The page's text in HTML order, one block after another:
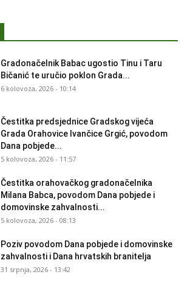
Gradonačelnik Babac ugostio Tinu i Taru
Bičanić te uručio poklon Grada...
6 kolovoza, 2026 - 10:14
Čestitka predsjednice Gradskog vijeća
Grada Orahovice Ivančice Grgić, povodom
Dana pobjede...
5 kolovoza, 2026 - 11:57
Čestitka orahovačkog gradonačelnika
Milana Babca, povodom Dana pobjede i
domovinske zahvalnosti...
5 kolovoza, 2026 - 08:13
Poziv povodom Dana pobjede i domovinske
zahvalnosti i Dana hrvatskih branitelja
31 srpnja, 2026 - 13:42